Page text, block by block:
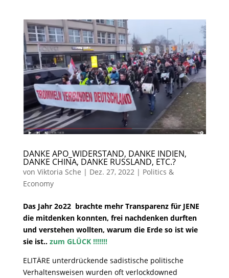
DANKE APO_WIDERSTAND, DANKE INDIEN,
DANKE CHINA, DANKE RUSSLAND, ETC.?
von Viktoria Sche | Dez. 27, 2022 | Politics &
Economy
Das Jahr 2o22 brachte mehr Transparenz für JENE
die mitdenken konnten, frei nachdenken durften
und verstehen wollten, warum die Erde so ist wie
sie ist.. zum GLÜCK !!!!!!!
ELITÄRE unterdrückende sadistische politische
Verhaltensweisen wurden oft verlockdowned